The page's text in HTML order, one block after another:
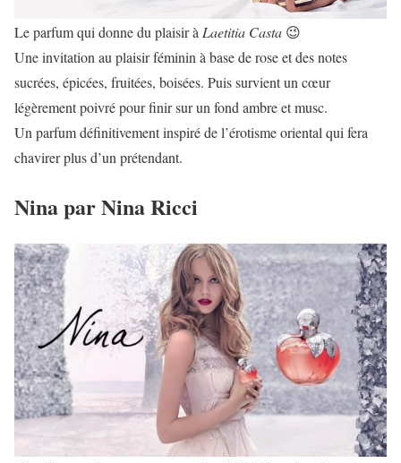
Le parfum qui donne du plaisir à Laetitia Casta 😉
Une invitation au plaisir féminin à base de rose et des notes
sucrées, épicées, fruitées, boisées. Puis survient un cœur
légèrement poivré pour finir sur un fond ambre et musc.
Un parfum définitivement inspiré de l’érotisme oriental qui fera
chavirer plus d’un prétendant.
Nina par Nina Ricci